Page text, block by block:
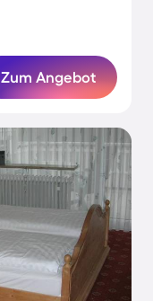
Zum Angebot